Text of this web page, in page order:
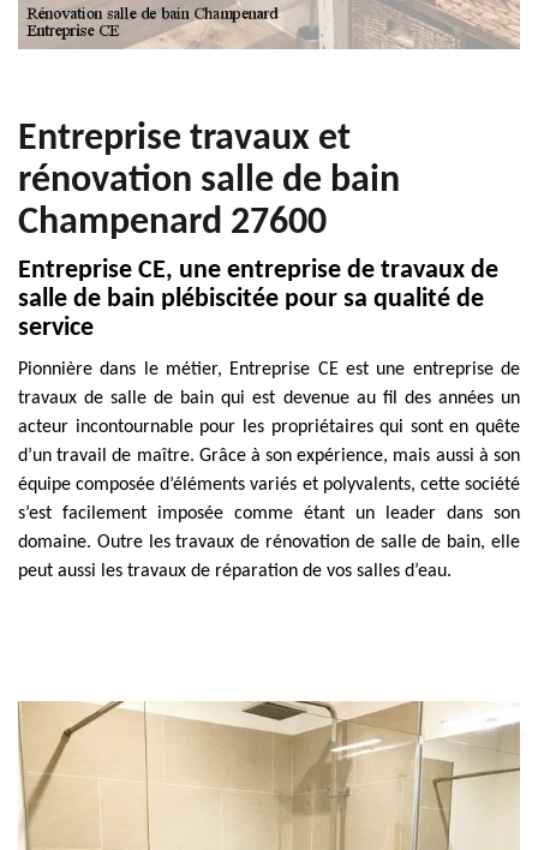
Entreprise travaux et
rénovation salle de bain
Champenard 27600
Entreprise CE, une entreprise de travaux de
salle de bain plébiscitée pour sa qualité de
service
Pionnière dans le métier, Entreprise CE est une entreprise de
travaux de salle de bain qui est devenue au fil des années un
acteur incontournable pour les propriétaires qui sont en quête
d’un travail de maître. Grâce à son expérience, mais aussi à son
équipe composée d’éléments variés et polyvalents, cette société
s’est facilement imposée comme étant un leader dans son
domaine. Outre les travaux de rénovation de salle de bain, elle
peut aussi les travaux de réparation de vos salles d’eau.